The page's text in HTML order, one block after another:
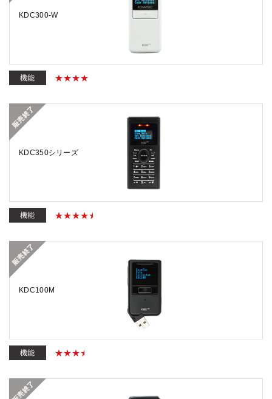
KDC300-W
機能
KDC350シリーズ
機能
KDC100M
機能